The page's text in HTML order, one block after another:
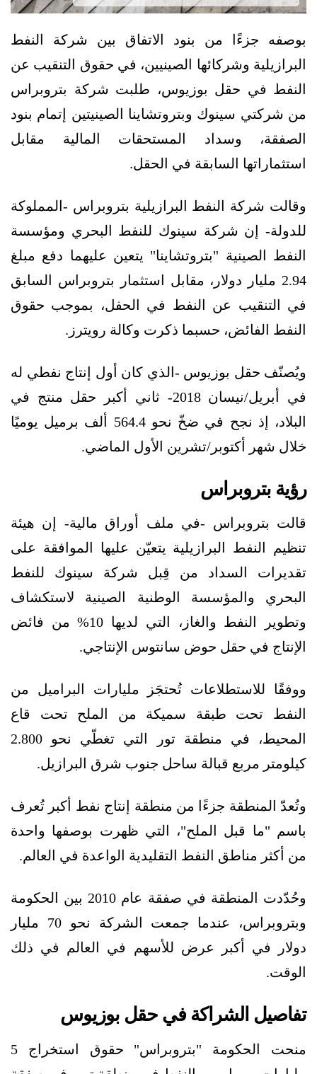
بوصفه جزءًا من بنود الاتفاق بين شركة النفط
البرازيلية وشركائها الصينيين، في حقوق التنقيب عن
النفط في حقل بوزيوس، طلبت شركة بتروبراس
من شركتي سينوك وبتروتشاينا الصينيتين إتمام بنود
الصفقة، وسداد المستحقات المالية مقابل
استثماراتها السابقة في الحقل.
وقالت شركة النفط البرازيلية بتروبراس -المملوكة
للدولة- إن شركة سينوك للنفط البحري ومؤسسة
النفط الصينية "بتروتشاينا" يتعين عليهما دفع مبلغ
2.94 مليار دولار، مقابل استثمار بتروبراس السابق
في التنقيب عن النفط في الحفل، بموجب حقوق
النفط الفائض، حسبما ذكرت وكالة رويترز.
ويُصنّف حقل بوزيوس -الذي كان أول إنتاج نفطي له
في أبريل/نيسان 2018- ثاني أكبر حقل منتج في
البلاد، إذ نجح في ضخّ نحو 564.4 ألف برميل يوميًا
خلال شهر أكتوبر/تشرين الأول الماضي.
رؤية بتروبراس
قالت بتروبراس -في ملف أوراق مالية- إن هيئة
تنظيم النفط البرازيلية يتعيّن عليها الموافقة على
تقديرات السداد من قِبل شركة سينوك للنفط
البحري والمؤسسة الوطنية الصينية لاستكشاف
وتطوير النفط والغاز، التي لديها 10% من فائض
الإنتاج في حقل حوض سانتوس الإنتاجي.
ووفقًا للاستطلاعات تُحتجَز مليارات البراميل من
النفط تحت طبقة سميكة من الملح تحت قاع
المحيط، في منطقة تور التي تغطّي نحو 2.800
كيلومتر مربع قبالة ساحل جنوب شرق البرازيل.
وتُعدّ المنطقة جزءًا من منطقة إنتاج نفط أكبر تُعرف
باسم "ما قبل الملح"، التي ظهرت بوصفها واحدة
من أكثر مناطق النفط التقليدية الواعدة في العالم.
وحُدّدت المنطقة في صفقة عام 2010 بين الحكومة
وبتروبراس، عندما جمعت الشركة نحو 70 مليار
دولار في أكبر عرض للأسهم في العالم في ذلك
الوقت.
تفاصيل الشراكة في حقل بوزيوس
منحت الحكومة "بتروبراس" حقوق استخراج 5